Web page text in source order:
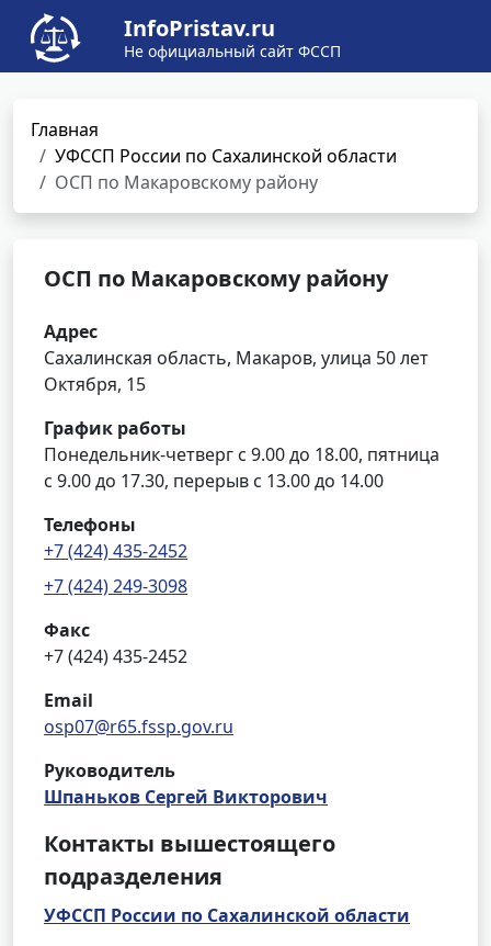
InfoPristav.ru
Не официальный сайт ФССП
Главная
УФССП России по Сахалинской области
ОСП по Макаровскому району
ОСП по Макаровскому району
Адрес
Сахалинская область, Макаров, улица 50 лет
Октября, 15
График работы
Понедельник-четверг с 9.00 до 18.00, пятница
с 9.00 до 17.30, перерыв с 13.00 до 14.00
Телефоны
+7 (424) 435-2452
+7 (424) 249-3098
Факс
+7 (424) 435-2452
Email
osp07@r65.fssp.gov.ru
Руководитель
Шпаньков Сергей Викторович
Контакты вышестоящего
подразделения
УФССП России по Сахалинской области